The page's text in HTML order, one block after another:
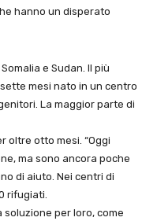
hanno un disperato
e Sudan. Il più
mesi nato in un centro
La maggior parte di
oltre otto mesi. “Oggi
ma sono ancora poche
di aiuto. Nei centri di
rifugiati.
per loro, come